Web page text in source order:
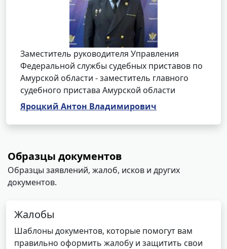
Заместитель руководителя Управления
Федеральной службы судебных приставов по
Амурской области - заместитель главного
судебного пристава Амурской области
Яроцкий Антон Владимирович
Образцы документов
Образцы заявлений, жалоб, исков и других
документов.
Жалобы
Шаблоны документов, которые помогут вам
правильно оформить жалобу и защитить свои